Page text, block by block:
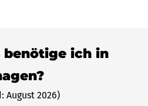
benötige ich in
August 2026)